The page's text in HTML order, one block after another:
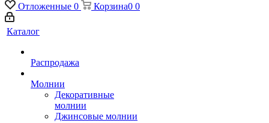
Отложенные 0 Корзина0 0
Каталог
Распродажа
Молнии
Декоративные
молнии
Джинсовые молнии